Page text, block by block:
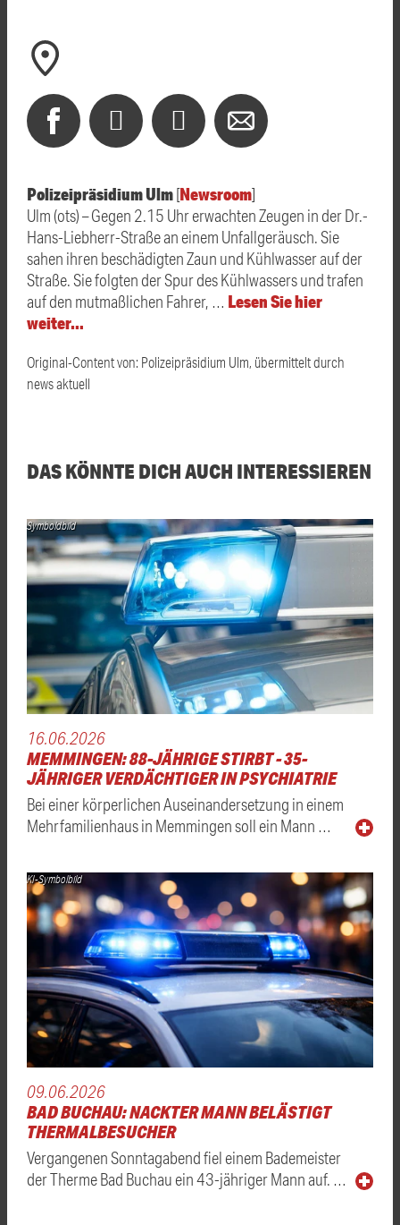
Polizeipräsidium Ulm[Newsroom]
Ulm (ots) – Gegen 2.15 Uhr erwachten Zeugen in der Dr.-
Hans-Liebherr-Straße an einem Unfallgeräusch. Sie
sahen ihren beschädigten Zaun und Kühlwasser auf der
Straße. Sie folgten der Spur des Kühlwassers und trafen
auf den mutmaßlichen Fahrer, … Lesen Sie hier
weiter…
Original-Content von: Polizeipräsidium Ulm, übermittelt durch
news aktuell
DAS KÖNNTE DICH AUCH INTERESSIEREN
Symboldbild
16.06.2026
MEMMINGEN: 88-JÄHRIGE STIRBT - 35-
JÄHRIGER VERDÄCHTIGER IN PSYCHIATRIE
Bei einer körperlichen Auseinandersetzung in einem
Mehrfamilienhaus in Memmingen soll ein Mann …
KI-Symbolbild
09.06.2026
BAD BUCHAU: NACKTER MANN BELÄSTIGT
THERMALBESUCHER
Vergangenen Sonntagabend fiel einem Bademeister
der Therme Bad Buchau ein 43-jähriger Mann auf. …